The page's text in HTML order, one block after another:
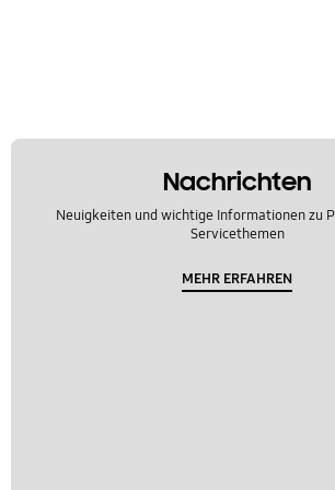
Nachrichten
Neuigkeiten und wichtige Informationen zu
Servicethemen
MEHR ERFAHREN